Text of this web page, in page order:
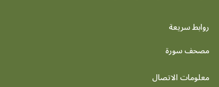
روابط سريعة
footer menu
مصحف سورة
معلومات الاتصال